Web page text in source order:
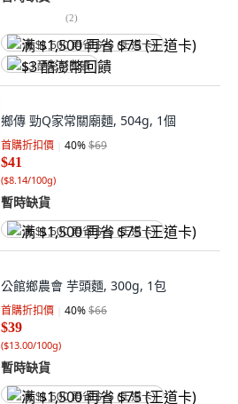
(2)
满 $1,500 再省 $75 (王道卡)
$3 酷澎幣回饋
鄉傳 勁Q家常關廟麵, 504g, 1個
首購折扣價 40%$69
$41
($8.14/100g)
暫時缺貨
满 $1,500 再省 $75 (王道卡)
公館鄉農會 芋頭麵, 300g, 1包
首購折扣價 40%$66
$39
($13.00/100g)
暫時缺貨
满 $1,500 再省 $75 (王道卡)